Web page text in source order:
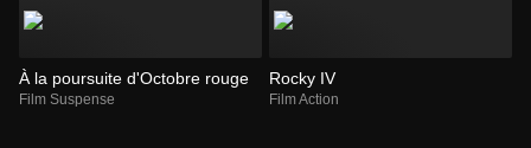
À la poursuite d'Octobre rouge
Film Suspense
Rocky IV
Film Action